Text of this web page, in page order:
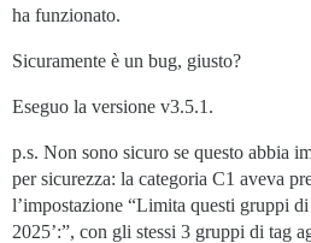
ha funzionato.
Sicuramente è un bug, giusto?
Eseguo la versione v3.5.1.
p.s. Non sono sicuro se questo abbia
per sicurezza: la categoria C1 aveva
l’impostazione “Limita questi gruppi
2025’:”, con gli stessi 3 gruppi di tag